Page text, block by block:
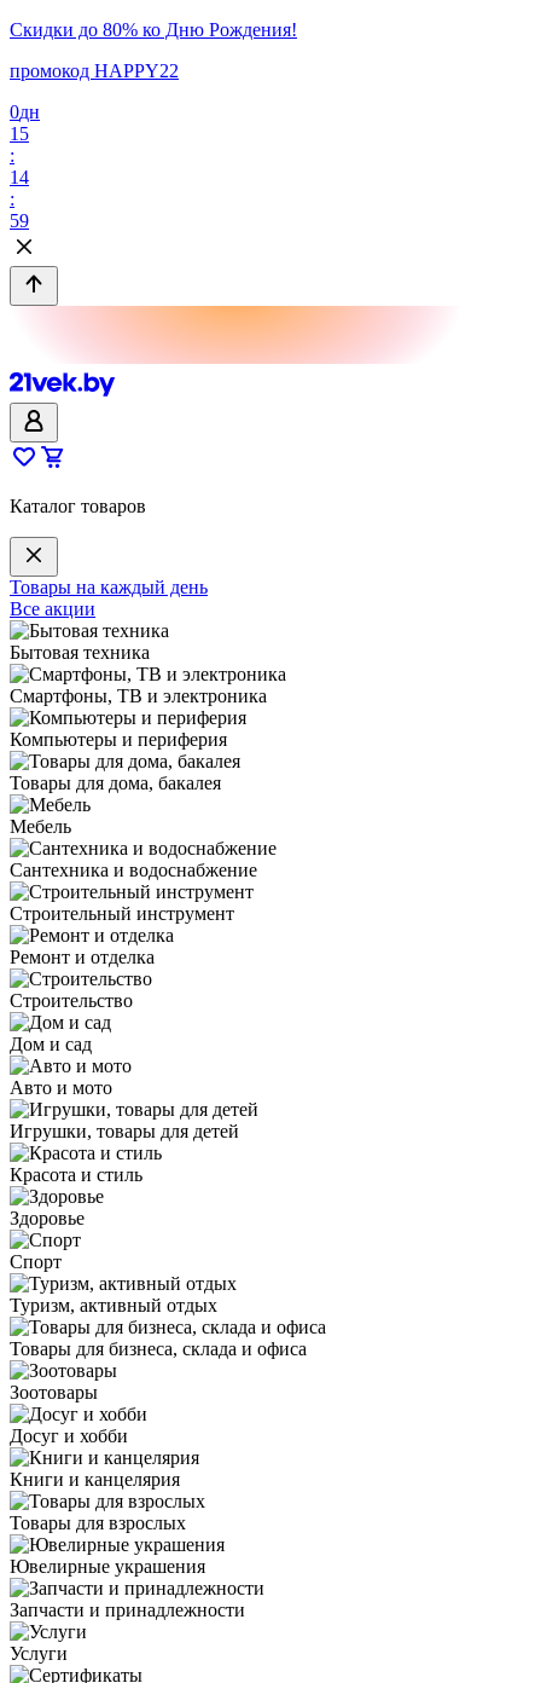
Скидки до 80% ко Дню Рождения!
промокод HAPPY22
0дн
15
:
14
:
59
Каталог товаров
Товары на каждый день
Все акции
Бытовая техника
Смартфоны, ТВ и электроника
Компьютеры и периферия
Товары для дома, бакалея
Мебель
Сантехника и водоснабжение
Строительный инструмент
Ремонт и отделка
Строительство
Дом и сад
Авто и мото
Игрушки, товары для детей
Красота и стиль
Здоровье
Спорт
Туризм, активный отдых
Товары для бизнеса, склада и офиса
Зоотовары
Досуг и хобби
Книги и канцелярия
Товары для взрослых
Ювелирные украшения
Запчасти и принадлежности
Услуги